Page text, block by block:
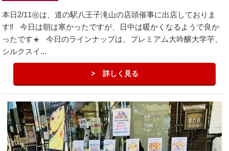
本日2/11㊗︎は、道の駅八王子滝山の店頭催事に出店しておりま
す‼️ 今日は朝は寒かったですが、日中は暖かくなるようで良か
ったです☀️ 今日のラインナップは、プレミアム大吟醸大学芋、
シルクスイ...
詳しく見る